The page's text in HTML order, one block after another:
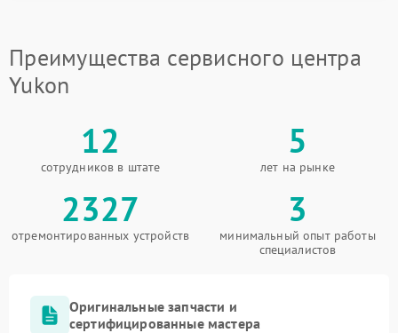
Преимущества сервисного центра
Yukon
12
сотрудников в штате
5
лет на рынке
2327
отремонтированных устройств
3
минимальный опыт работы
специалистов
Оригинальные запчасти и
сертифицированные мастера